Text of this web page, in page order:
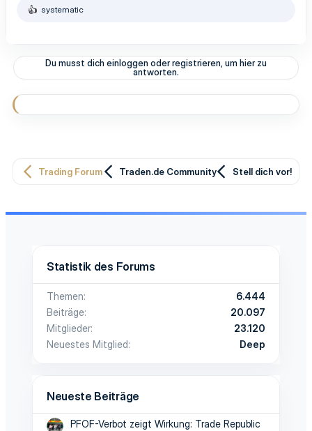
R
t
o
n
n
systematic
Du musst dich einloggen oder registrieren, um hier zu
antworten.
Trading Forum Traden.de Community Stell dich vor!
Statistik des Forums
Themen
6.444
Beiträge
20.097
Mitglieder
23.120
Neuestes Mitglied
Deep
Neueste Beiträge
PFOF-Verbot zeigt Wirkung: Trade Republic